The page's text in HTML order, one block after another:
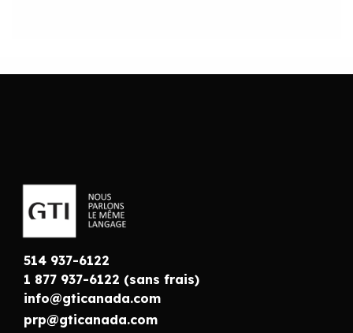
514 937-6122
1 877 937-6122 (sans frais)
info@gticanada.com
prp@gticanada.com